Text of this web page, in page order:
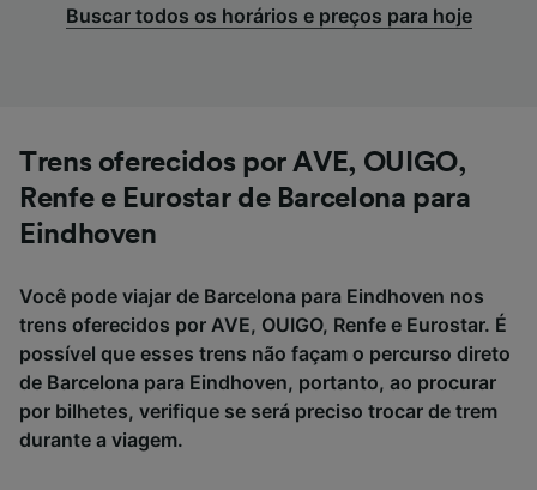
Buscar todos os horários e preços para hoje
Trens oferecidos por AVE, OUIGO,
Renfe e Eurostar de Barcelona para
Eindhoven
Você pode viajar de Barcelona para Eindhoven nos
trens oferecidos por AVE, OUIGO, Renfe e Eurostar. É
possível que esses trens não façam o percurso direto
de Barcelona para Eindhoven, portanto, ao procurar
por bilhetes, verifique se será preciso trocar de trem
durante a viagem.